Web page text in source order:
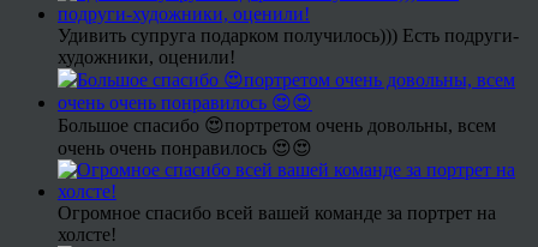
Удивить супруга подарком получилось))) Есть подруги-
художники, оценили!
Большое спасибо 😍портретом очень довольны, всем
очень очень понравилось 😍😍
Огромное спасибо всей вашей команде за портрет на
холсте!